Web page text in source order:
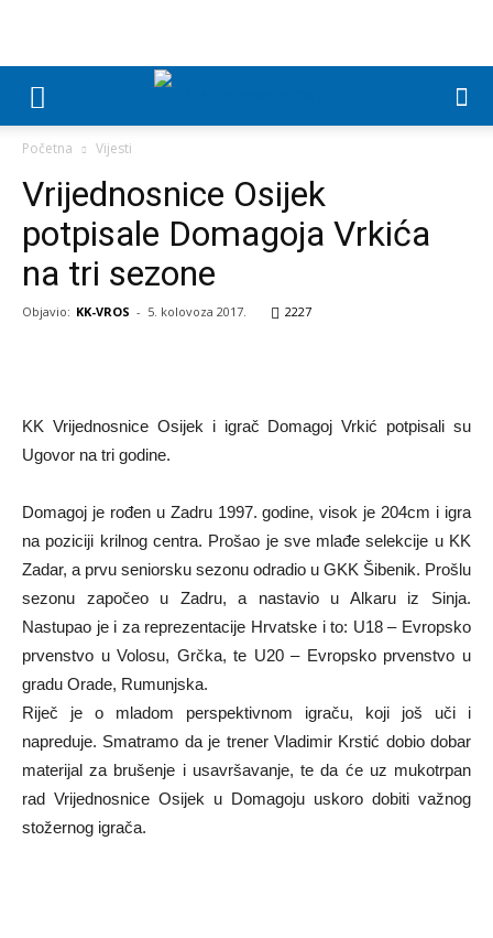
Početna Vijesti
Vrijednosnice Osijek
potpisale Domagoja Vrkića
na tri sezone
Objavio: KK-VROS - 5. kolovoza 2017. 2227
KK Vrijednosnice Osijek i igrač Domagoj Vrkić potpisali su
Ugovor na tri godine.
Domagoj je rođen u Zadru 1997. godine, visok je 204cm i igra
na poziciji krilnog centra. Prošao je sve mlađe selekcije u KK
Zadar, a prvu seniorsku sezonu odradio u GKK Šibenik. Prošlu
sezonu započeo u Zadru, a nastavio u Alkaru iz Sinja.
Nastupao je i za reprezentacije Hrvatske i to: U18 – Evropsko
prvenstvo u Volosu, Grčka, te U20 – Evropsko prvenstvo u
gradu Orade, Rumunjska.
Riječ je o mladom perspektivnom igraču, koji još uči i
napreduje. Smatramo da je trener Vladimir Krstić dobio dobar
materijal za brušenje i usavršavanje, te da će uz mukotrpan
rad Vrijednosnice Osijek u Domagoju uskoro dobiti važnog
stožernog igrača.